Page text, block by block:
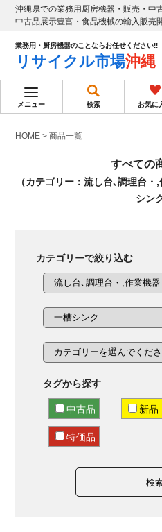
沖縄県での業務用厨房機器・販売・中
中古品展示豊富・食品機械の輸入販売
業務用・厨房機器のことならお任せください!!
リサイクル市場沖縄
メニュー 検索 お気に
HOME >商品一覧
すべての
（カテゴリー：流し台､調理台
シン
カテゴリーで絞り込む
タグから探す
中古品 新品
特価品
検